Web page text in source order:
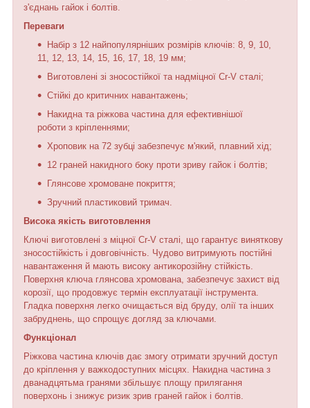
з'єднань гайок і болтів.
Переваги
Набір з 12 найпопулярніших розмірів ключів: 8, 9, 10,
11, 12, 13, 14, 15, 16, 17, 18, 19 мм;
Виготовлені зі зносостійкої та надміцної Cr-V сталі;
Стійкі до критичних навантажень;
Накидна та ріжкова частина для ефективнішої
роботи з кріпленнями;
Хроповик на 72 зубці забезпечує м'який, плавний хід;
12 граней накидного боку проти зриву гайок і болтів;
Глянсове хромоване покриття;
Зручний пластиковий тримач.
Висока якість виготовлення
Ключі виготовлені з міцної Cr-V сталі, що гарантує виняткову
зносостійкість і довговічність. Чудово витримують постійні
навантаження й мають високу антикорозійну стійкість.
Поверхня ключа глянсова хромована, забезпечує захист від
корозії, що продовжує термін експлуатації інструмента.
Гладка поверхня легко очищається від бруду, олії та інших
забруднень, що спрощує догляд за ключами.
Функціонал
Ріжкова частина ключів дає змогу отримати зручний доступ
до кріплення у важкодоступних місцях. Накидна частина з
дванадцятьма гранями збільшує площу прилягання
поверхонь і знижує ризик зрив граней гайок і болтів.